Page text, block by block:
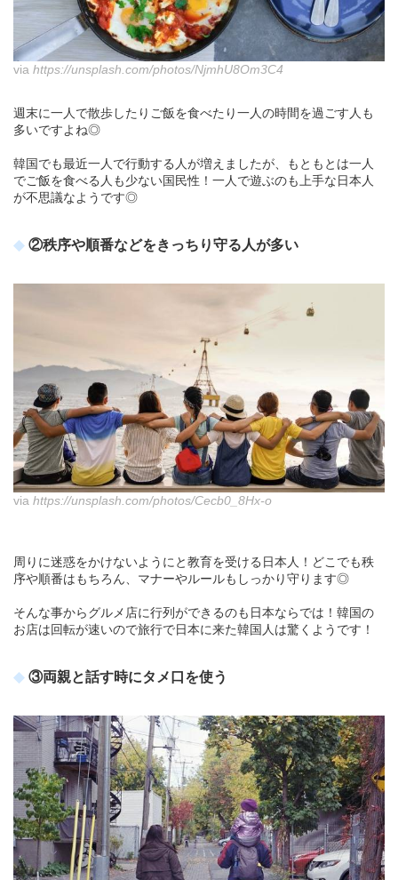
via https://unsplash.com/photos/NjmhU8Om3C4
週末に一人で散歩したりご飯を食べたり一人の時間を過ごす人も
多いですよね◎
韓国でも最近一人で行動する人が増えましたが、もともとは一人
でご飯を食べる人も少ない国民性！一人で遊ぶのも上手な日本人
が不思議なようです◎
②秩序や順番などをきっちり守る人が多い
via https://unsplash.com/photos/Cecb0_8Hx-o
周りに迷惑をかけないようにと教育を受ける日本人！どこでも秩
序や順番はもちろん、マナーやルールもしっかり守ります◎
そんな事からグルメ店に行列ができるのも日本ならでは！韓国の
お店は回転が速いので旅行で日本に来た韓国人は驚くようです！
③両親と話す時にタメ口を使う